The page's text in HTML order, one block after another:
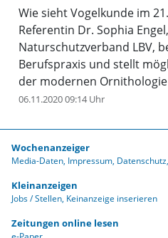
Wie sieht Vogelkunde im
Referentin Dr. Sophia
Naturschutzverband LBV,
Berufspraxis und stellt
der modernen
September, 16 bis 18.30
Teilnahme ist kostenfrei.
Namen, E-Mail-Adresse
erforderlich unter:
06.11.2020 09:14 Uhr
Wochenanzeiger
Media-Daten Impressum Datenschutz
Kleinanzeigen
Jobs / Stellen Keinanzeige inserieren
Zeitungen online lesen